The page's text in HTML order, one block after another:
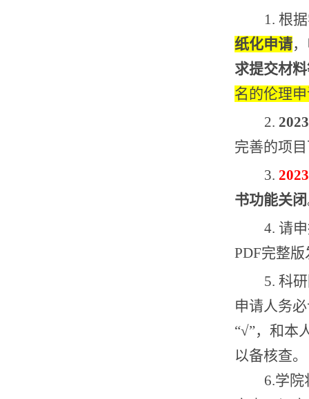
1. 根
纸化申请，
求提交材
名的伦理
2. 2023
完善的项
3. 2023
书功能关闭
4. 请
PDF完整版
5. 科
申请人务
“√”，和本
以备核查。
6.学院